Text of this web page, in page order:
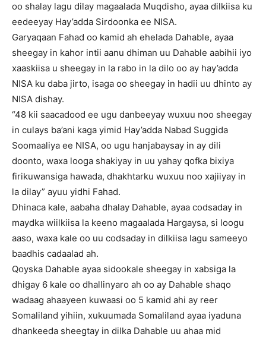
oo shalay lagu dilay magaalada Muqdisho, ayaa dilkiisa ku
eedeeyay Hay’adda Sirdoonka ee NISA.
Garyaqaan Fahad oo kamid ah ehelada Dahable, ayaa
sheegay in kahor intii aanu dhiman uu Dahable aabihii iyo
xaaskiisa u sheegay in la rabo in la dilo oo ay hay’adda
NISA ku daba jirto, isaga oo sheegay in hadii uu dhinto ay
NISA dishay.
“48 kii saacadood ee ugu danbeeyay wuxuu noo sheegay
in culays ba’ani kaga yimid Hay’adda Nabad Suggida
Soomaaliya ee NISA, oo ugu hanjabaysay in ay dili
doonto, waxa looga shakiyay in uu yahay qofka bixiya
firikuwansiga hawada, dhakhtarku wuxuu noo xajiiyay in
la dilay” ayuu yidhi Fahad.
Dhinaca kale, aabaha dhalay Dahable, ayaa codsaday in
maydka wiilkiisa la keeno magaalada Hargaysa, si loogu
aaso, waxa kale oo uu codsaday in dilkiisa lagu sameeyo
baadhis cadaalad ah.
Qoyska Dahable ayaa sidookale sheegay in xabsiga la
dhigay 6 kale oo dhallinyaro ah oo ay Dahable shaqo
wadaag ahaayeen kuwaasi oo 5 kamid ahi ay reer
Somaliland yihiin, xukuumada Somaliland ayaa iyaduna
dhankeeda sheegtay in dilka Dahable uu ahaa mid